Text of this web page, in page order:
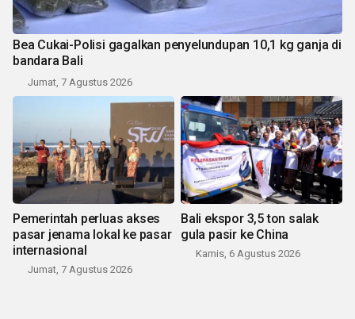
Bea Cukai-Polisi gagalkan penyelundupan 10,1 kg ganja di
bandara Bali
Jumat, 7 Agustus 2026
Pemerintah perluas akses
pasar jenama lokal ke pasar
internasional
Jumat, 7 Agustus 2026
Bali ekspor 3,5 ton salak
gula pasir ke China
Kamis, 6 Agustus 2026